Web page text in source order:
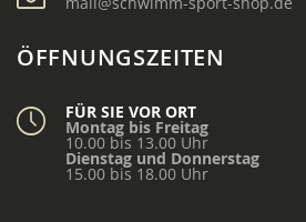
ÖFFNUNGSZEITEN
FÜR SIE VOR ORT
Montag bis Freitag
10.00 bis 13.00 Uhr
Dienstag und Donnerstag
15.00 bis 18.00 Uhr